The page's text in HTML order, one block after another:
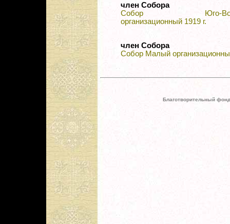
член Собора
Собор Юго-
организационный 1919 г.
член Собора
Собор Малый
Благотворительный